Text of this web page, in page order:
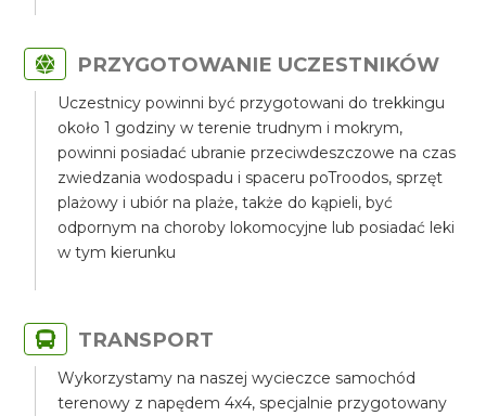
PRZYGOTOWANIE UCZESTNIKÓW
Uczestnicy powinni być przygotowani do trekkingu
około 1 godziny w terenie trudnym i mokrym,
powinni posiadać ubranie przeciwdeszczowe na czas
zwiedzania wodospadu i spaceru poTroodos, sprzęt
plażowy i ubiór na plaże, także do kąpieli, być
odpornym na choroby lokomocyjne lub posiadać leki
w tym kierunku
TRANSPORT
Wykorzystamy na naszej wycieczce samochód
terenowy z napędem 4x4, specjalnie przygotowany